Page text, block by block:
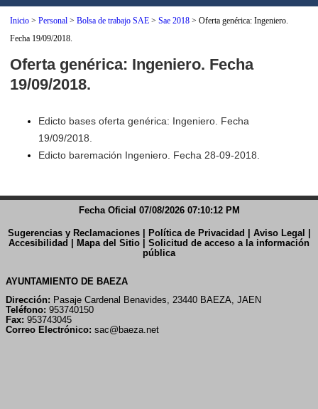
Inicio >Personal >Bolsa de trabajo SAE >Sae 2018 >Oferta genérica: Ingeniero.
Fecha 19/09/2018.
Oferta genérica: Ingeniero. Fecha
19/09/2018.
Edicto bases oferta genérica: Ingeniero. Fecha
19/09/2018.
Edicto baremación Ingeniero. Fecha 28-09-2018.
Fecha Oficial 07/08/2026 07:10:13 PM
Sugerencias y Reclamaciones| Política de Privacidad Aviso Legal
Accesibilidad
Mapa del Sitio
Solicitud de acceso a la información
pública
AYUNTAMIENTO DE BAEZA
Dirección: Pasaje Cardenal Benavides, 23440 BAEZA, JAEN
Teléfono: 953740150
Fax: 953743045
Correo Electrónico: sac@baeza.net